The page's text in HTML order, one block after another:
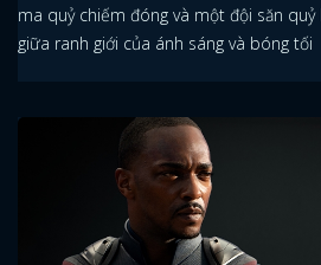
ma quỷ chiếm đóng và một đội săn
giữa ranh giới của ánh sáng và bóng tối